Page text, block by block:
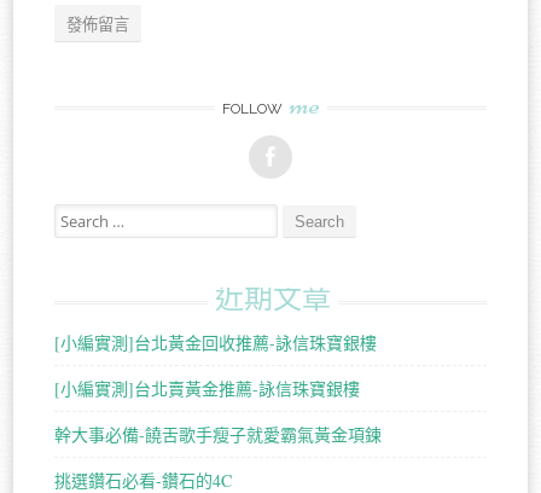
FOLLOW me
Search for:
近期文章
[小編實測]台北黃金回收推薦-詠信珠寶銀樓
[小編實測]台北賣黃金推薦-詠信珠寶銀樓
幹大事必備-饒舌歌手瘦子就愛霸氣黃金項鍊
挑選鑽石必看-鑽石的4C